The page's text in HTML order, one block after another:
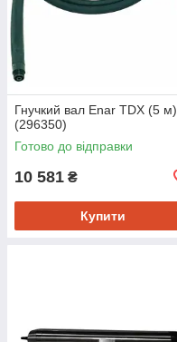
Гнучкий вал Enar TDX (5 м)
(296350)
Готово до відправки
10 581 ₴
Купити